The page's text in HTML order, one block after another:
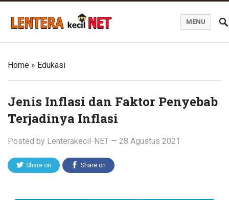
MENU
Home » Edukasi
Jenis Inflasi dan Faktor Penyebab
Terjadinya Inflasi
Posted by Lenterakecil-NET — 28 Agustus 2021
Share on Share on